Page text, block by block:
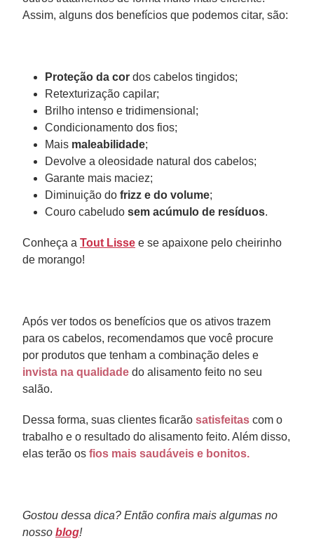
Assim, alguns dos benefícios que podemos citar, são:
Proteção da cor dos cabelos tingidos;
Retexturização capilar;
Brilho intenso e tridimensional;
Condicionamento dos fios;
Mais maleabilidade;
Devolve a oleosidade natural dos cabelos;
Garante mais maciez;
Diminuição do frizz e do volume;
Couro cabeludo sem acúmulo de resíduos.
Conheça a Tout Lisse e se apaixone pelo cheirinho
de morango!
Após ver todos os benefícios que os ativos trazem
para os cabelos, recomendamos que você procure
por produtos que tenham a combinação deles e
invista na qualidade do alisamento feito no seu
salão.
Dessa forma, suas clientes ficarão satisfeitas com o
trabalho e o resultado do alisamento feito. Além disso,
elas terão os fios mais saudáveis e bonitos.
Gostou dessa dica? Então confira mais algumas no
nosso blog!